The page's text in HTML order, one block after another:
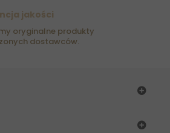
jakości
oryginalne produkty
dostawców.